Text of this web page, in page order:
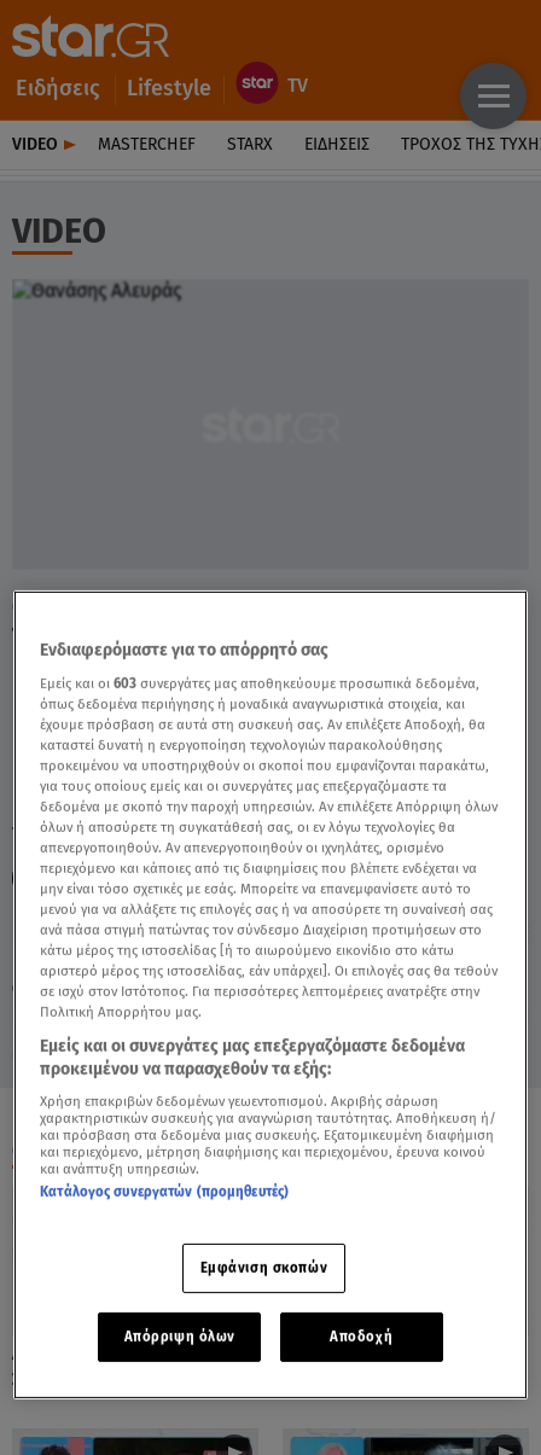
Ειδήσεις Lifestyle
VIDEO MASTERCHEF STARX ΕΙΔΉΣΕΙΣ ΤΡΟΧΌΣ ΤΗΣ
VIDEO
Παρασκευή 7 Αυγούστου 2026
10.10.24, 10:30 CELEBRITIES & GOSSIP ΝΕΑ
Θανάσης Αλευράς: Θα Παρουσιάσει Τα
Τετράγωνα Των Αστέρων; - Video
TAGS: ΘΑΝΑΣΗΣ ΑΛΕΥΡΑΣ BREAKFAST@STAR
ΤΑ ΤΕΤΡΑΓΩΝΑ ΤΩΝ ΑΣΤΕΡΩΝ
ΟΛΑ ΤΑ ΒΙΝΤΕΟ
Λόλα Νταϊφά: Η Πιο Δύσκολη
Στιγμή Στην Καριέρα Της
Ενδιαφερόμαστε για το απόρρητό σας
Εμείς και οι603 συνεργάτες μας αποθηκεύουμε προσωπικά δεδομένα,
όπως δεδομένα περιήγησης ή μοναδικά αναγνωριστικά στοιχεία, και
έχουμε πρόσβαση σε αυτά στη συσκευή σας. Αν επιλέξετε Αποδοχή, θα
καταστεί δυνατή η ενεργοποίηση τεχνολογιών παρακολούθησης
προκειμένου να υποστηριχθούν οι σκοποί που εμφανίζονται παρακάτω,
για τους οποίους εμείς και οι συνεργάτες μας επεξεργαζόμαστε τα
δεδομένα με σκοπό την παροχή υπηρεσιών. Αν επιλέξετε Απόρριψη όλων
όλων ή αποσύρετε τη συγκατάθεσή σας, οι εν λόγω τεχνολογίες θα
απενεργοποιηθούν. Αν απενεργοποιηθούν οι ιχνηλάτες, ορισμένο
περιεχόμενο και κάποιες από τις διαφημίσεις που βλέπετε ενδέχεται να
μην είναι τόσο σχετικές με εσάς. Μπορείτε να επανεμφανίσετε αυτό το
μενού για να αλλάξετε τις επιλογές σας ή να αποσύρετε τη συναίνεσή σας
ανά πάσα στιγμή πατώντας τον σύνδεσμο Διαχείριση προτιμήσεων στο
κάτω μέρος της ιστοσελίδας [ή το αιωρούμενο εικονίδιο στο κάτω
αριστερό μέρος της ιστοσελίδας, εάν υπάρχει]. Οι επιλογές σας θα τεθούν
σε ισχύ στον Ιστότοπος. Για περισσότερες λεπτομέρειες ανατρέξτε στην
Πολιτική Απορρήτου μας.
Εμείς και οι συνεργάτες μας επεξεργαζόμαστε δεδομένα
προκειμένου να παρασχεθούν τα εξής:
Χρήση επακριβών δεδομένων γεωεντοπισμού. Ακριβής σάρωση
χαρακτηριστικών συσκευής για αναγνώριση ταυτότητας. Αποθήκευση ή/
και πρόσβαση στα δεδομένα μιας συσκευής. Εξατομικευμένη διαφήμιση
και περιεχόμενο, μέτρηση διαφήμισης και περιεχομένου, έρευνα κοινού
και ανάπτυξη υπηρεσιών.
Κατάλογος συνεργατών (προμηθευτές)
Εμφάνιση σκοπών
Απόρριψη όλων Αποδοχή